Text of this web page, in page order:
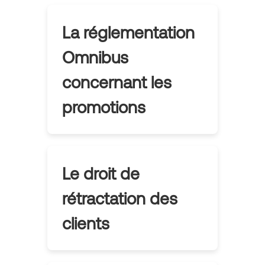
La réglementation
Omnibus
concernant les
promotions
Le droit de
rétractation des
clients